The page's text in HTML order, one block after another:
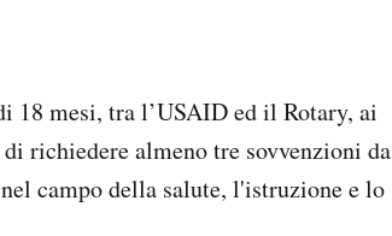
18 mesi, tra l’USAID ed il Rotary, ai
richiedere almeno tre sovvenzioni da
campo della salute, l'istruzione e lo